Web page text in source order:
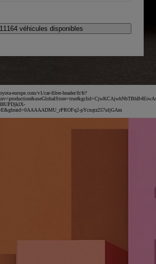
11164 véhicules disponibles
europe.com/v1/car-filter-header/fr/fr?
pYcxqtz257uljGAm